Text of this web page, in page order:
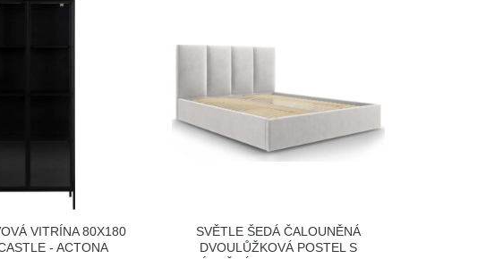
VITRÍNA 80X180
- ACTONA
SVĚTLE ŠEDÁ ČALOUNĚNÁ
DVOULŮŽKOVÁ POSTEL S